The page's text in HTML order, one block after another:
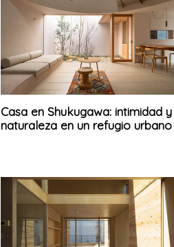
Casa en Shukugawa: intimidad y
naturaleza en un refugio urbano